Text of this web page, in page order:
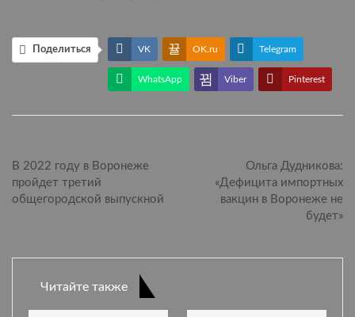
Поделиться VK OK.ru Telegram
WhatsApp Viber Pinterest
В 2022 году в Воронеже
пройдет третий
общегородской выпускной
Ольга Дудникова:
«Дефицита импортных
вакцин в Воронеже не
будет»
Читайте также